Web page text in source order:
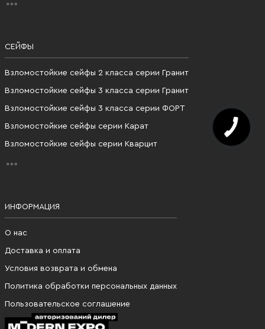
СЕЙФЫ
Взломостойкие сейфы 2 класса серии Гранит
Взломостойкие сейфы 3 класса серии Гранит
Взломостойкие сейфы 3 класса серии ФОРТ
Взломостойкие сейфы серии Карат
Взломостойкие сейфы серии Кварцит
ИНФОРМАЦИЯ
О нас
Доставка и оплата
Условия возврата и обмена
Политика обработки персональных данных
Пользовательское соглашение